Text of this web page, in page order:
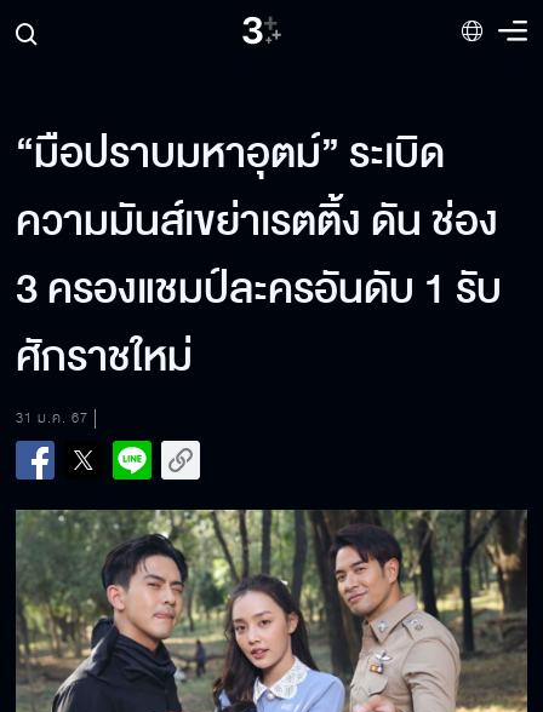
“มือปราบมหาอุตม์” ระเบิด
ความมันส์เขย่าเรตติ้ง ดัน ช่อง
3 ครองแชมป์ละครอันดับ 1 รับ
ศักราชใหม่
31 ม.ค. 67